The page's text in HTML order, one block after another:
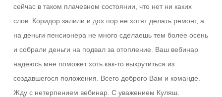
сейчас в таком плачевном состоянии, что нет ни каких
слов. Коридор залили и дох пор не хотят делать ремонт, а
на деньги пенсионера не много сделаешь тем более осень
и собрали деньги на подвал за отопление. Ваш вебинар
надеюсь мне поможет хоть как-то выкрутиться из
создавшегося положения. Всего доброго Вам и команде.
Жду с нетерпением вебинар. С уважением Куляш.